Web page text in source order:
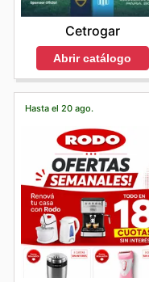
Cetrogar
Abrir catálogo
Hasta el 20 ago.